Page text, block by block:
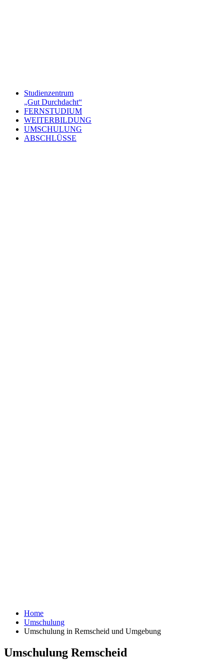
Studienzentrum
„Gut Durchdacht“
FERNSTUDIUM
WEITERBILDUNG
UMSCHULUNG
ABSCHLÜSSE
Home
Umschulung
Umschulung in Remscheid und Umgebung
Umschulung Remscheid